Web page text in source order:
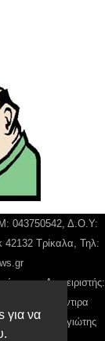
για να
043750542, Δ.Ο.Υ:
42132 Τρίκαλα, Τηλ:
και Διαχειριστής:
Διευθύντιρα
name Παναγιώτης